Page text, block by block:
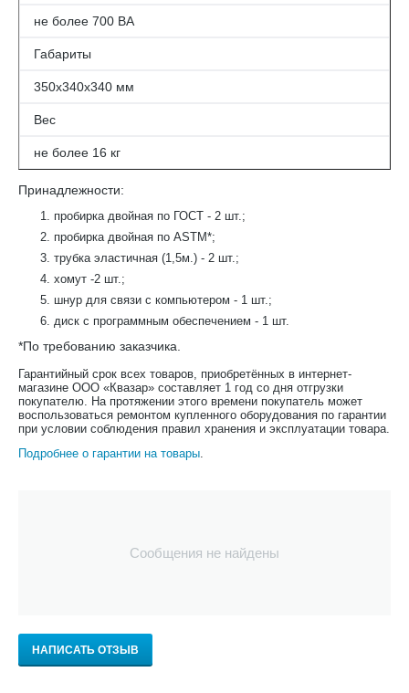
не более 700 ВА
Габариты
350х340х340 мм
Вес
не более 16 кг
Принадлежности:
пробирка двойная по ГОСТ - 2 шт.;
пробирка двойная по ASTM*;
трубка эластичная (1,5м.) - 2 шт.;
хомут -2 шт.;
шнур для связи с компьютером - 1 шт.;
диск с программным обеспечением - 1 шт.
*По требованию заказчика.
Гарантийный срок всех товаров, приобретённых в интернет-
магазине ООО «Квазар» составляет 1 год со дня отгрузки
покупателю. На протяжении этого времени покупатель может
воспользоваться ремонтом купленного оборудования по гарантии
при условии соблюдения правил хранения и эксплуатации товара.
Подробнее о гарантии на товары.
Сообщения не найдены
НАПИСАТЬ ОТЗЫВ